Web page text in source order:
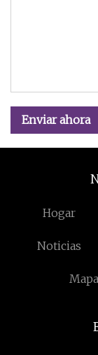
Enviar ahora
Hogar
Noticias